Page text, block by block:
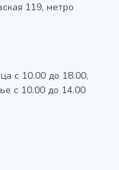
119, метро
с 10.00 до 18.00,
с 10.00 до 14.00